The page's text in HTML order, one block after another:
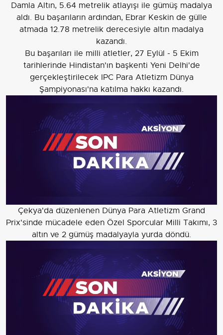
Damla Altın, 5.64 metrelik atlayışı ile gümüş madalya
aldı. Bu başarıların ardından, Ebrar Keskin de gülle
atmada 12.78 metrelik derecesiyle altın madalya
kazandı.
Bu başarıları ile milli atletler, 27 Eylül - 5 Ekim
tarihlerinde Hindistan'ın başkenti Yeni Delhi'de
gerçekleştirilecek IPC Para Atletizm Dünya
Şampiyonası'na katılma hakkı kazandı.
Çekya'da düzenlenen Dünya Para Atletizm Grand
Prix'sinde mücadele eden Özel Sporcular Milli Takımı, 3
altın ve 2 gümüş madalyayla yurda döndü.